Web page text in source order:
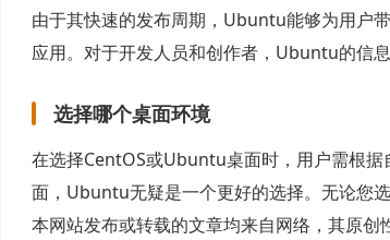
由于其快速的发布周期，Ubuntu能够为用户
应用。对于开发人员和创作者，Ubuntu的信
选择哪个桌面环境
在选择CentOS或Ubuntu桌面时，用户需根
面，Ubuntu无疑是一个更好的选择。无论您
本网站发布或转载的文章均来自网络，其原创